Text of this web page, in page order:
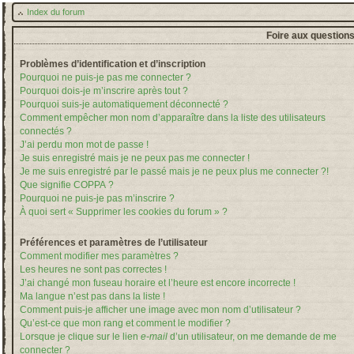
Index du forum
Foire aux
Problèmes d’identification et d’inscription
Pourquoi ne puis-je pas me connecter ?
Pourquoi dois-je m’inscrire après tout ?
Pourquoi suis-je automatiquement déconnecté ?
Comment empêcher mon nom d’apparaître dans la liste des utilisateurs
connectés ?
J’ai perdu mon mot de passe !
Je suis enregistré mais je ne peux pas me connecter !
Je me suis enregistré par le passé mais je ne peux plus me connecter ?!
Que signifie COPPA ?
Pourquoi ne puis-je pas m’inscrire ?
À quoi sert « Supprimer les cookies du forum » ?
Préférences et paramètres de l’utilisateur
Comment modifier mes paramètres ?
Les heures ne sont pas correctes !
J’ai changé mon fuseau horaire et l’heure est encore incorrecte !
Ma langue n’est pas dans la liste !
Comment puis-je afficher une image avec mon nom d’utilisateur ?
Qu’est-ce que mon rang et comment le modifier ?
Lorsque je clique sur le lien e-mail d’un utilisateur, on me demande de me
connecter ?